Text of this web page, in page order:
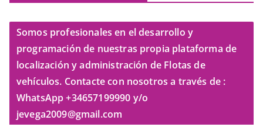
Somos profesionales en el desarrollo y
programación de nuestras propia plataforma de
localización y administración de Flotas de
vehículos. Contacte con nosotros a través de :
WhatsApp +34657199990 y/o
jevega2009@gmail.com